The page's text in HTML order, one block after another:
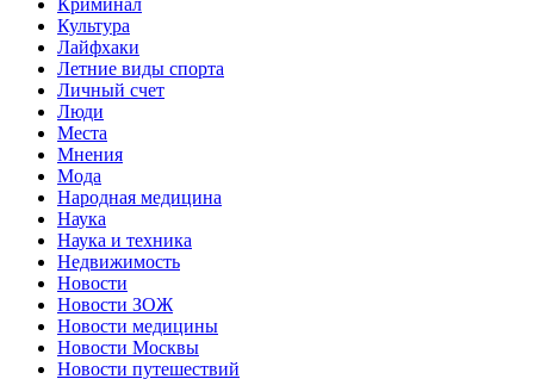
Культура
Лайфхаки
Летние виды спорта
Личный счет
Люди
Места
Мнения
Мода
Народная медицина
Наука
Наука и техника
Недвижимость
Новости
Новости ЗОЖ
Новости медицины
Новости Москвы
Новости путешествий